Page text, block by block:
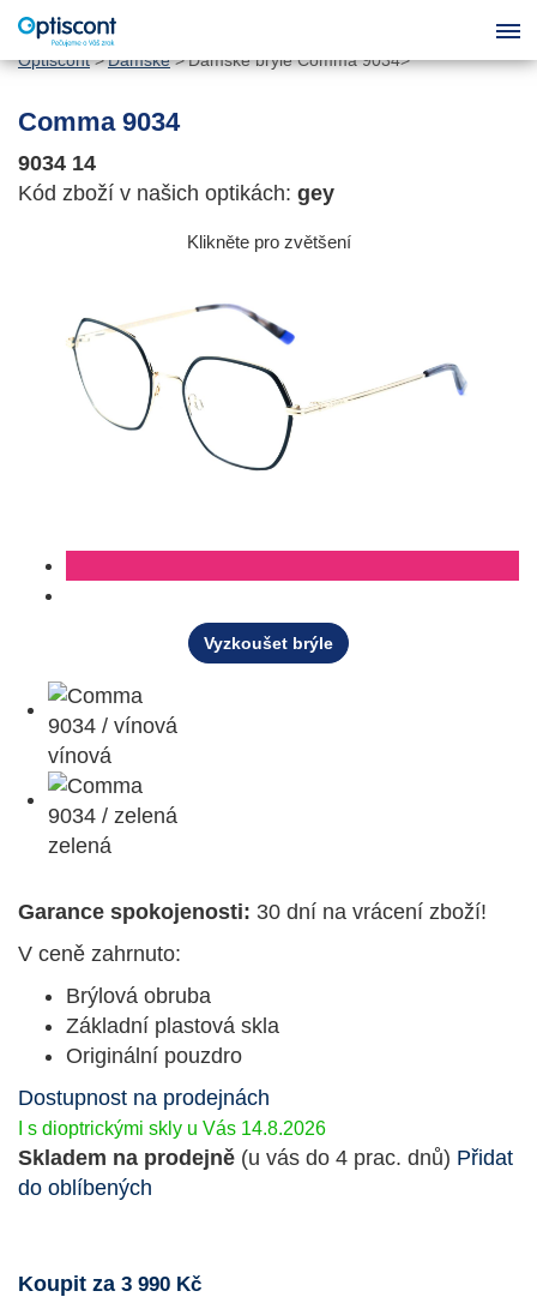
Optiscont Dámské Dámské brýle Comma 9034
Comma 9034
9034 14
Kód zboží v našich optikách: gey
Klikněte pro zvětšení
Vyzkoušet brýle
vínová
zelená
Garance spokojenosti: 30 dní na vrácení zboží!
V ceně zahrnuto:
Brýlová obruba
Základní plastová skla
Originální pouzdro
Dostupnost na prodejnách
I s dioptrickými skly u Vás 14.8.2026
Skladem na prodejně (u vás do 4 prac. dnů) Přidat
do oblíbených
Koupit za 3 990 Kč